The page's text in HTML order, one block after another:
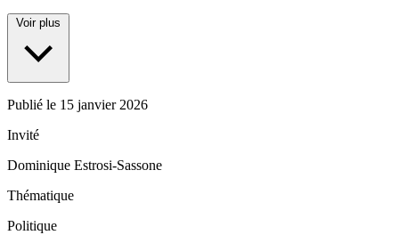
Voir plus
Publié le 15 janvier 2026
Invité
Dominique Estrosi-Sassone
Thématique
Politique